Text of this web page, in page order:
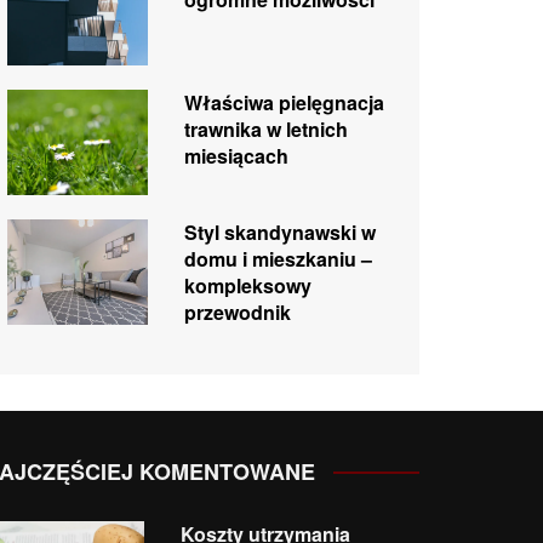
Właściwa pielęgnacja
trawnika w letnich
miesiącach
Styl skandynawski w
domu i mieszkaniu –
kompleksowy
przewodnik
KOMENTOWANE
Koszty utrzymania